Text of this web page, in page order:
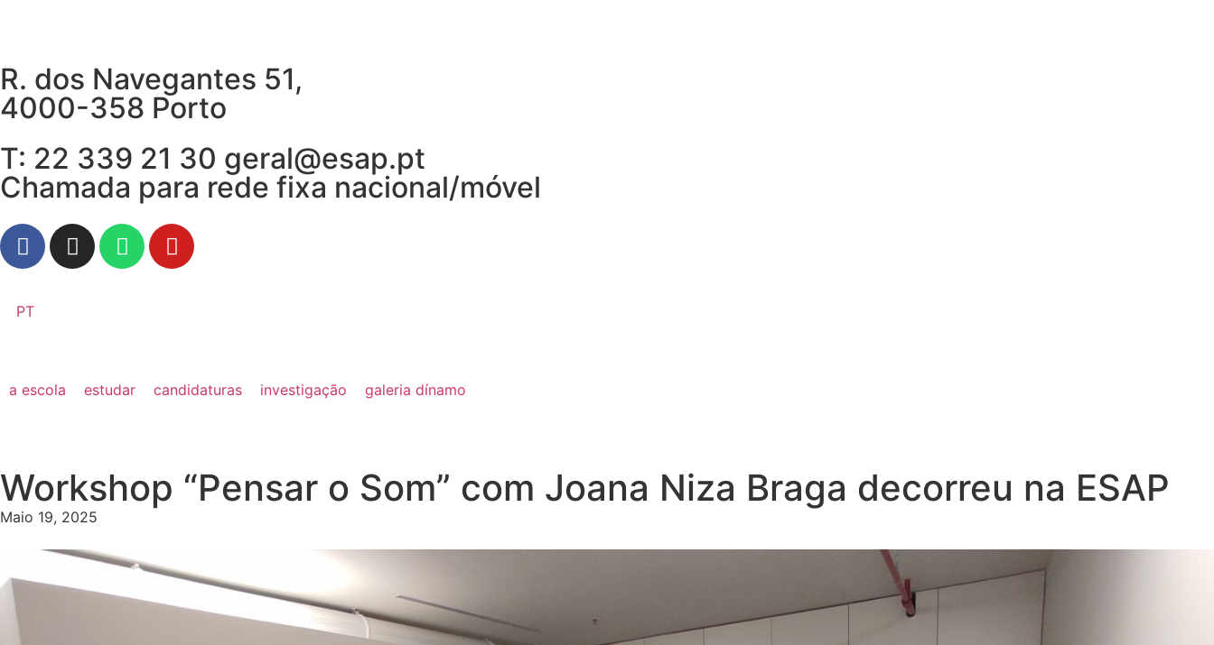
R. dos Navegantes 51,
4000-358 Porto
T: 22 339 21 30 geral@esap.pt
Chamada para rede fixa nacional/móvel
PT
a escola estudar candidaturas investigação galeria dínamo
Workshop “Pensar o Som” com Joana Niza Braga decorreu na ESAP
Maio 19, 2025